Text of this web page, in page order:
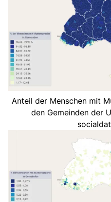
Anteil der Menschen mit
den Gemeinden der